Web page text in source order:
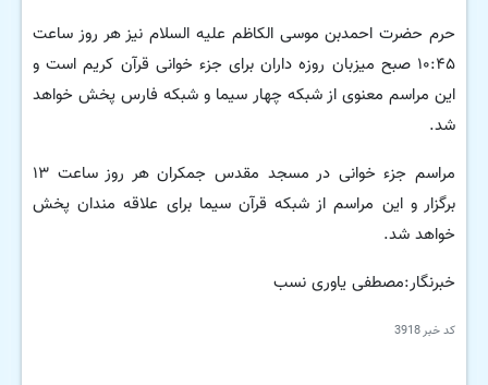
حرم حضرت احمدبن موسی الکاظم علیه السلام نیز هر روز ساعت
۱۰:۴۵ صبح میزبان روزه داران برای جزء خوانی قرآن کریم است و
این مراسم معنوی از شبکه چهار سیما و شبکه فارس پخش خواهد
شد.
مراسم جزء خوانی در مسجد مقدس جمکران هر روز ساعت ۱۳
برگزار و این مراسم از شبکه قرآن سیما برای علاقه مندان پخش
خواهد شد.
خبرنگار:مصطفی یاوری نسب
کد خبر3918